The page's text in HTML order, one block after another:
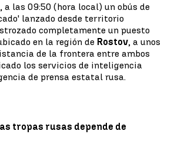
a las 09:50 (hora local) un obús de
lanzado desde territorio
completamente un puesto
en la región de Rostov, a unos
de la frontera entre ambos
los servicios de inteligencia
de prensa estatal rusa.
tropas rusas depende de